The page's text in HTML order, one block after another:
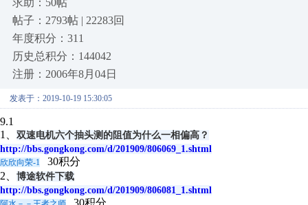
求助：50帖
帖子：2793帖 | 22283回
年度积分：311
历史总积分：144042
注册：2006年8月04日
发表于：2019-10-19 15:30:05
9.1
1、 双速电机六个抽头测的阻值为什么一相偏高？
http://bbs.gongkong.com/d/201909/806069_1.shtml
欣欣向荣-1
30积分
2、 博途软件下载
http://bbs.gongkong.com/d/201909/806081_1.shtml
30积分